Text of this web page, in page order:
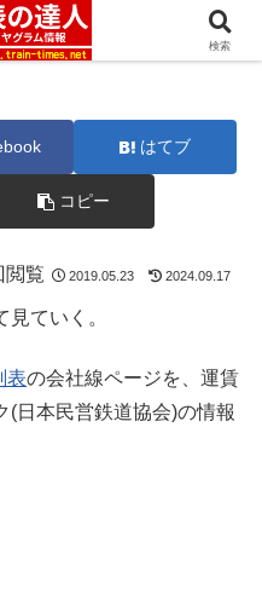
はてブ
コピー
閲覧 2019.05.23 2024.09.17
ていく。
表の会社線ページを、運賃
(日本民営鉄道協会)の情報
検索